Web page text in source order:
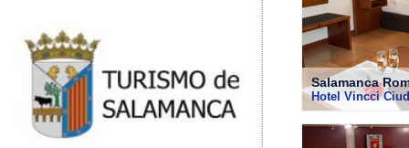
Salamanca
Hotel Vincci